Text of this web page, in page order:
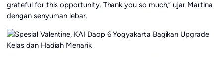
grateful for this opportunity. Thank you so much,” ujar Martina
dengan senyuman lebar.